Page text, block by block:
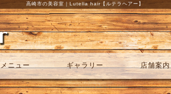
高崎市の美容室｜Lutella hair【ルテラヘアー】
メニュー ギャラリー 店舗案内